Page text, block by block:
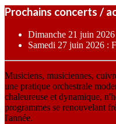
Prochains concerts /
Dimanche 21 juin
Samedi 27 juin 2026 :
Musiciens, musiciennes,
une pratique orchestrale
chaleureuse et dynamique,
programmes se renouvelant
l'année.